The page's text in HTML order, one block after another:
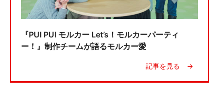
『PUI PUI モルカー Let’s！モルカーパーティ
ー！』制作チームが語るモルカー愛